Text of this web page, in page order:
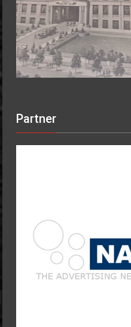
Partner